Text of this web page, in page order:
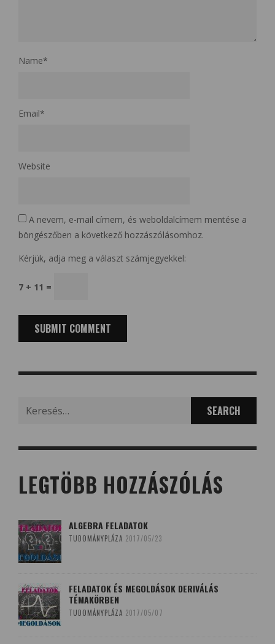
Name*
Email*
Website
A nevem, e-mail címem, és weboldalcímem mentése a
böngészőben a következő hozzászólásomhoz.
Kérjük, adja meg a választ számjegyekkel:
7 + 11 =
for:
LEGTÖBB HOZZÁSZÓLÁS
ALGEBRA FELADATOK
TUDOMÁNYPLÁZA 2017/05/23
FELADATOK ÉS MEGOLDÁSOK DERIVÁLÁS
TÉMAKÖRBEN
TUDOMÁNYPLÁZA 2017/05/07